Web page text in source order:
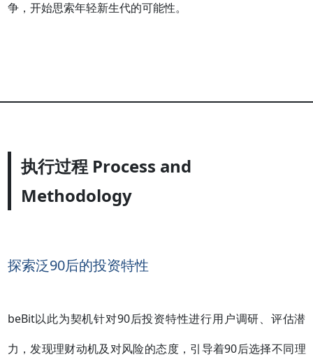
争，开始思索年轻新生代的可能性。
执行过程 Process and
Methodology
探索泛90后的投资特性
beBit以此为契机针对90后投资特性进行用户调研、评估潜
力，发现理财动机及对风险的态度，引导着90后选择不同理